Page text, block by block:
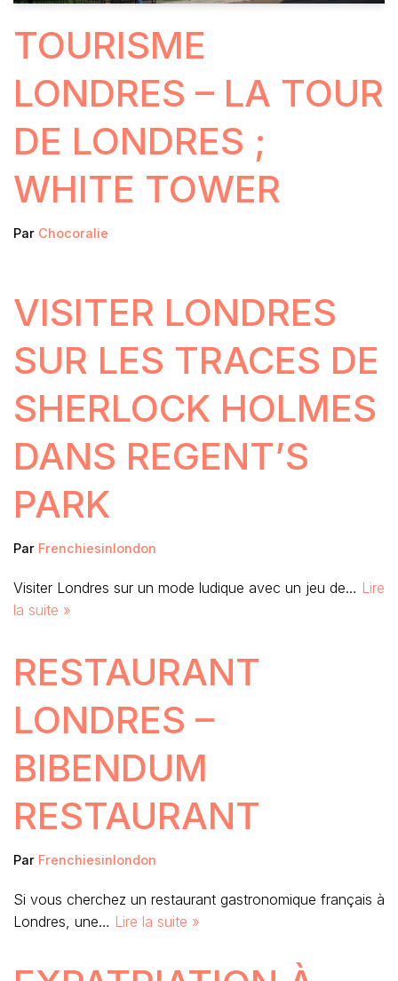
TOURISME
LONDRES – LA TOUR
DE LONDRES ;
WHITE TOWER
Par Chocoralie
VISITER LONDRES
SUR LES TRACES DE
SHERLOCK HOLMES
DANS REGENT’S
PARK
Par Frenchiesinlondon
Visiter Londres sur un mode ludique avec un jeu de… Lire
la suite »
RESTAURANT
LONDRES –
BIBENDUM
RESTAURANT
Par Frenchiesinlondon
Si vous cherchez un restaurant gastronomique français à
Londres, une… Lire la suite »